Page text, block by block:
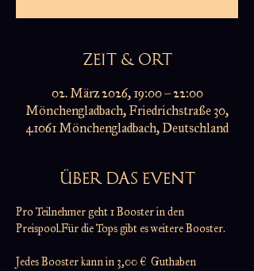
ZEIT & ORT
02. März 2026, 19:00 – 22:00
Mönchengladbach, Friedrichstraße 30,
41061 Mönchengladbach, Deutschland
ÜBER DAS EVENT
Pro Teilnehmer geht 1 Booster in den
Preispool.Für die Tops gibt es weitere Booster.
Jedes Booster kann in 3,00 €  Guthaben